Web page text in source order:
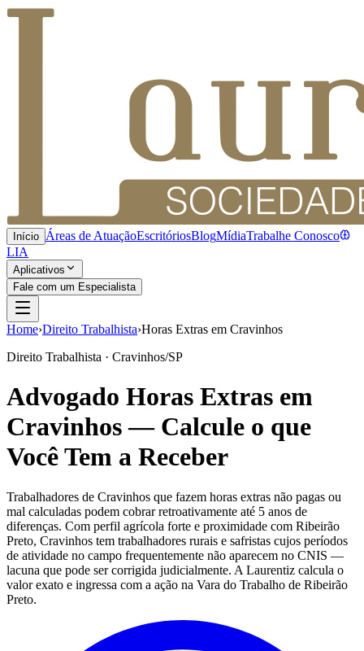
Início Áreas de AtuaçãoEscritóriosBlogMídiaTrabalhe Conosco
LIA
Aplicativos
Fale com um Especialista
Home›Direito Trabalhista›Horas Extras em Cravinhos
Direito Trabalhista · Cravinhos/SP
Advogado Horas Extras em
Cravinhos — Calcule o que
Você Tem a Receber
Trabalhadores de Cravinhos que fazem horas extras não pagas ou
mal calculadas podem cobrar retroativamente até 5 anos de
diferenças. Com perfil agrícola forte e proximidade com Ribeirão
Preto, Cravinhos tem trabalhadores rurais e safristas cujos períodos
de atividade no campo frequentemente não aparecem no CNIS —
lacuna que pode ser corrigida judicialmente. A Laurentiz calcula o
valor exato e ingressa com a ação na Vara do Trabalho de Ribeirão
Preto.